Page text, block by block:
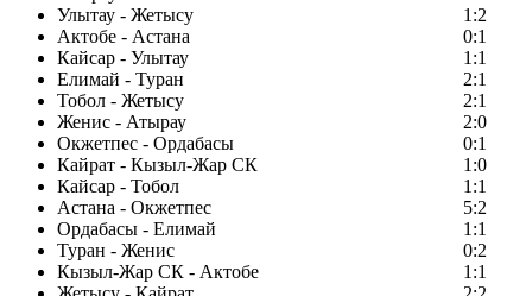
Улытау - Жетысу
1:2
Актобе - Астана
0:1
Кайсар - Улытау
1:1
Елимай - Туран
2:1
Тобол - Жетысу
2:1
Женис - Атырау
2:0
Окжетпес - Ордабасы
0:1
Кайрат - Кызыл-Жар СК
1:0
Кайсар - Тобол
1:1
Астана - Окжетпес
5:2
Ордабасы - Елимай
1:1
Туран - Женис
0:2
Кызыл-Жар СК - Актобе
1:1